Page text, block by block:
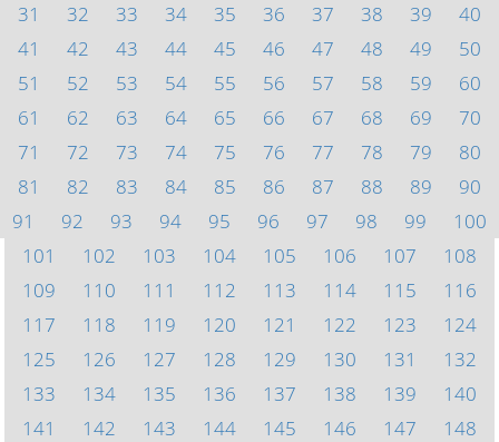
31
32 33 34 35 36 37 38 39
40
41
42 43 44 45 46 47 48 49
50
51
52 53 54 55 56 57 58 59
60
61
62 63 64 65 66 67 68 69
70
71
72 73 74 75 76 77 78 79
80
81
82 83 84 85 86 87 88 89
90
91
92 93 94 95 96 97 98 99
100
101
102 103 104 105 106 107
108
109
110 111 112 113 114 115
116
117
118 119 120 121 122 123
124
125
126 127 128 129 130 131
132
133
134 135 136 137 138 139
140
141
142 143 144 145 146 147
148